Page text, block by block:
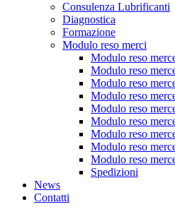
Consulenza Lubrificanti
Diagnostica
Formazione
Modulo reso merci
Modulo reso
Modulo reso
Modulo reso
Modulo reso
Modulo reso
Modulo reso
Modulo reso
Modulo reso
Modulo reso
Spedizioni
News
Contatti